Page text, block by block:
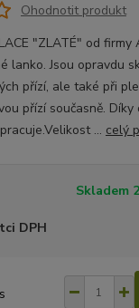
Ohodnotit produkt
"ZLATÉ" od
lanko. Jsou opravdu
přízí, ale také při
přízí současně.
... celý
Skladem
DPH